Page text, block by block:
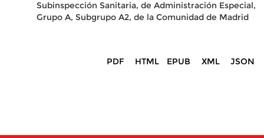
Subinspección Sanitaria, de Administración Especial,
Grupo A, Subgrupo A2, de la Comunidad de Madrid
PDF HTML EPUB XML JSON